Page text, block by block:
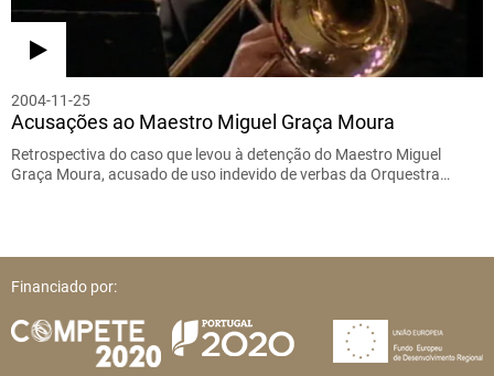
2004-11-25
Acusações ao Maestro Miguel Graça Moura
Retrospectiva do caso que levou à detenção do Maestro Miguel
Graça Moura, acusado de uso indevido de verbas da Orquestra…
Financiado por: